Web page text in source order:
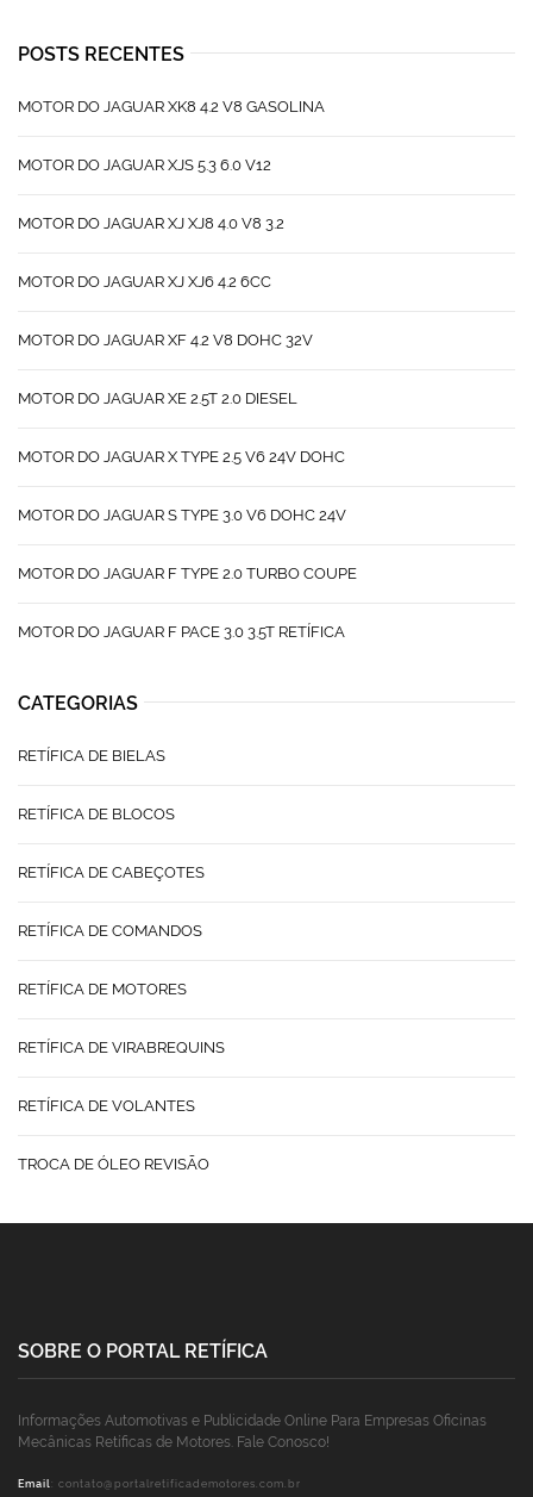
POSTS RECENTES
MOTOR DO JAGUAR XK8 4.2 V8 GASOLINA
MOTOR DO JAGUAR XJS 5.3 6.0 V12
MOTOR DO JAGUAR XJ XJ8 4.0 V8 3.2
MOTOR DO JAGUAR XJ XJ6 4.2 6CC
MOTOR DO JAGUAR XF 4.2 V8 DOHC 32V
MOTOR DO JAGUAR XE 2.5T 2.0 DIESEL
MOTOR DO JAGUAR X TYPE 2.5 V6 24V DOHC
MOTOR DO JAGUAR S TYPE 3.0 V6 DOHC 24V
MOTOR DO JAGUAR F TYPE 2.0 TURBO COUPE
MOTOR DO JAGUAR F PACE 3.0 3.5T RETÍFICA
CATEGORIAS
RETÍFICA DE BIELAS
RETÍFICA DE BLOCOS
RETÍFICA DE CABEÇOTES
RETÍFICA DE COMANDOS
RETÍFICA DE MOTORES
RETÍFICA DE VIRABREQUINS
RETÍFICA DE VOLANTES
TROCA DE ÓLEO REVISÃO
SOBRE O PORTAL RETÍFICA
Informações Automotivas e Publicidade Online Para Empresas Oficinas
Mecânicas Retíficas de Motores. Fale Conosco!
Email: contato@portalretificademotores.com.br